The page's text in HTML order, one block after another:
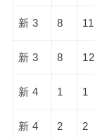
新 3 8 11
新 3 8 12
新 4 1 1
新 4 2 2